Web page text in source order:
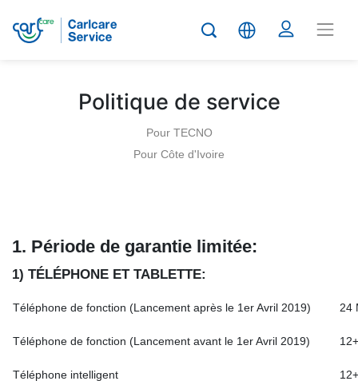
Politique de service
Pour TECNO
Pour Côte d'Ivoire
1. Période de garantie limitée:
1) TÉLÉPHONE ET TABLETTE:
Téléphone de fonction (Lancement après le 1er Avril 2019) 24
Téléphone de fonction (Lancement avant le 1er Avril 2019)
Téléphone intelligent